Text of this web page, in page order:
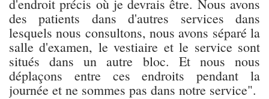
d'endroit précis où je devrais être. Nous avons
des patients dans d'autres services dans
lesquels nous consultons, nous avons séparé la
salle d'examen, le vestiaire et le service sont
situés dans un autre bloc. Et nous nous
déplaçons entre ces endroits pendant la
journée et ne sommes pas dans notre service".